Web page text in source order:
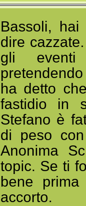
Bassoli,
dire
gli eventi
ha detto
fastidio in
Stefano è
di peso
Anonima
topic. Se ti
bene
accorto.